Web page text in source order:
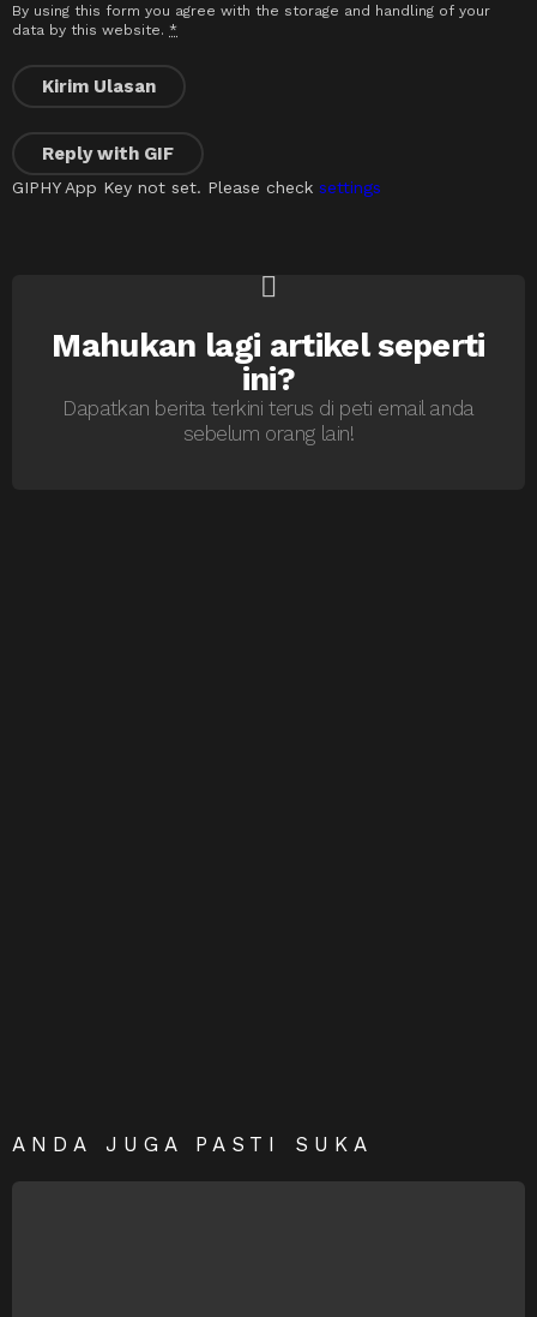
By using this form you agree with the storage and handling of your
data by this website. *
Kirim Ulasan
Reply with GIF
GIPHY App Key not set. Please check settings
NEWSLETTER
Mahukan lagi artikel seperti
ini?
Dapatkan berita terkini terus di peti email anda
sebelum orang lain!
ANDA JUGA PASTI SUKA